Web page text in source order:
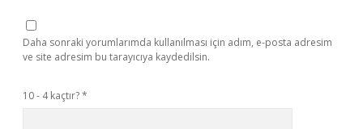
Daha sonraki yorumlarımda kullanılması için adım, e-posta adresim
ve site adresim bu tarayıcıya kaydedilsin.
10 - 4 kaçtır?*